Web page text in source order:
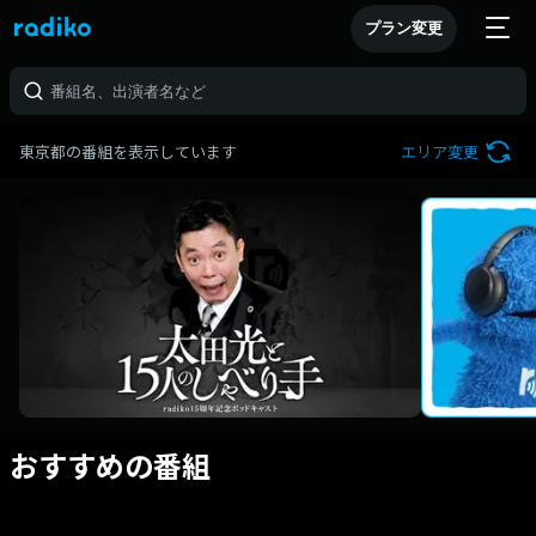
プラン変更
東京都の番組を表示しています エリア変更
おすすめの番組